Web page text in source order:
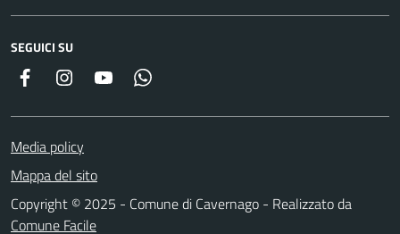
SEGUICI SU
Facebook InstagramYouTube
Media policy
Mappa del sito
Copyright © 2025 - Comune di Cavernago - Realizzato da
Comune Facile